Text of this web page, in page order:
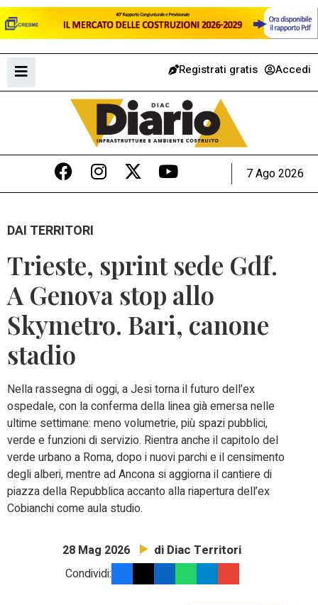
Registrati gratis Accedi
7 Ago 2026
DAI TERRITORI
Trieste, sprint sede Gdf.
A Genova stop allo
Skymetro. Bari, canone
stadio
Nella rassegna di oggi, a Jesi torna il futuro dell’ex
ospedale, con la conferma della linea già emersa nelle
ultime settimane: meno volumetrie, più spazi pubblici,
verde e funzioni di servizio. Rientra anche il capitolo del
verde urbano a Roma, dopo i nuovi parchi e il censimento
degli alberi, mentre ad Ancona si aggiorna il cantiere di
piazza della Repubblica accanto alla riapertura dell’ex
Cobianchi come aula studio.
28 Mag 2026 di Diac Territori
Condividi: